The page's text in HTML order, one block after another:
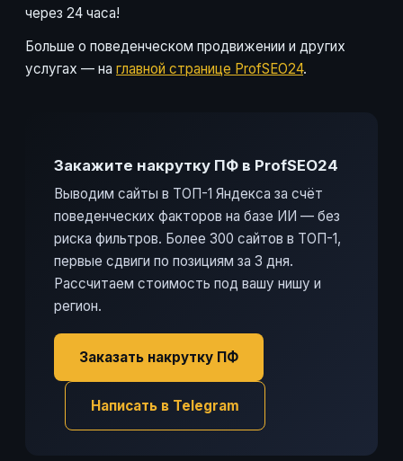
через 24 часа!
Больше о поведенческом продвижении и других
услугах — на главной странице ProfSEO24.
Закажите накрутку ПФ в ProfSEO24
Выводим сайты в ТОП-1 Яндекса за счёт
поведенческих факторов на базе ИИ — без
риска фильтров. Более 300 сайтов в ТОП-1,
первые сдвиги по позициям за 3 дня.
Рассчитаем стоимость под вашу нишу и
регион.
Заказать накрутку ПФ
Написать в Telegram